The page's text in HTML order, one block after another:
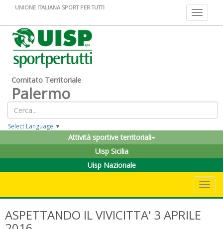
Toggle
UNIONE ITALIANA SPORT PER TUTTI
Comitato Territoriale
Palermo
Select Language ▼
Attività sportive territoriali
Uisp Sicilia
Uisp Nazionale
ASPETTANDO IL VIVICITTA' 3 APRILE